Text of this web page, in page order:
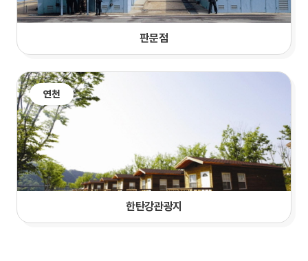
판문점
연천
한탄강관광지